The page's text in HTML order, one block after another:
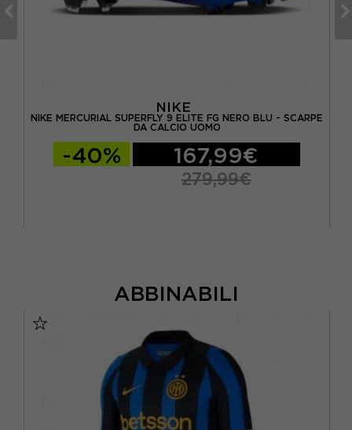
NIKE
NIKE MERCURIAL SUPERFLY 9 ELITE FG NERO BLU - SCARPE
DA CALCIO UOMO
-40% 167,99€
279,99€
ABBINABILI